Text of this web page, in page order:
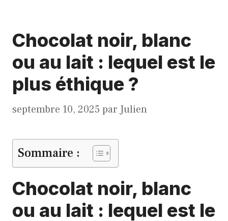
Chocolat noir, blanc
ou au lait : lequel est le
plus éthique ?
septembre 10, 2025 par Julien
Sommaire :
Chocolat noir, blanc
ou au lait : lequel est le